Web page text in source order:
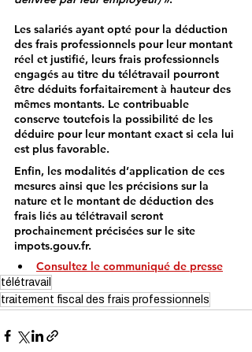
Les salariés ayant opté pour la déduction
des frais professionnels pour leur montant
réel et justifié, leurs frais professionnels
engagés au titre du télétravail pourront
être déduits forfaitairement à hauteur des
mêmes montants. Le contribuable
conserve toutefois la possibilité de les
déduire pour leur montant exact si cela lui
est plus favorable.
Enfin, les modalités d’application de ces
mesures ainsi que les précisions sur la
nature et le montant de déduction des
frais liés au télétravail seront
prochainement précisées sur le site
impots.gouv.fr.
Consultez le communiqué de presse
télétravail
traitement fiscal des frais professionnels